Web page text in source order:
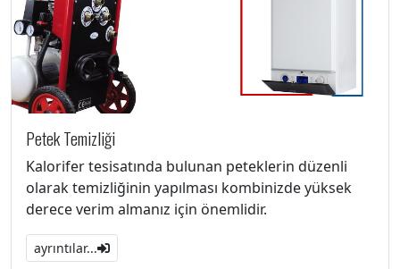
Petek Temizliği
Kalorifer tesisatında bulunan peteklerin düzenli
olarak temizliğinin yapılması kombinizde yüksek
derece verim almanız için önemlidir.
ayrıntılar...